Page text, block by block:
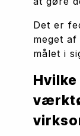
Det er
meget
målet i